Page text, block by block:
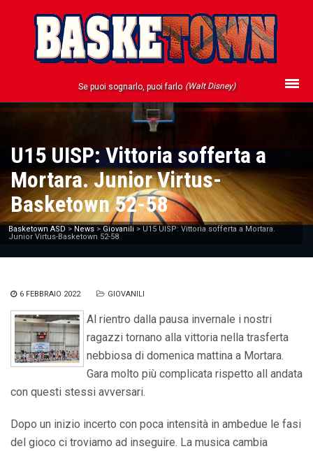
Se puoi sognarlo, puoi farlo (Walt Disney)
U15 UISP: Vittoria sofferta a
Mortara. Junior Virtus-
Basketown 52-58
Basketown ASD > News > Giovanili > U15 UISP: Vittoria sofferta a Mortara.
Junior Virtus-Basketown 52-58
6 FEBBRAIO 2022 GIOVANILI
Al rientro dalla pausa invernale i nostri
ragazzi tornano alla vittoria nella trasferta
nebbiosa di domenica mattina a Mortara.
Gara molto più complicata rispetto all andata
con questi stessi avversari.
Dopo un inizio incerto con poca intensità in ambedue le fasi
del gioco ci troviamo ad inseguire. La musica cambia